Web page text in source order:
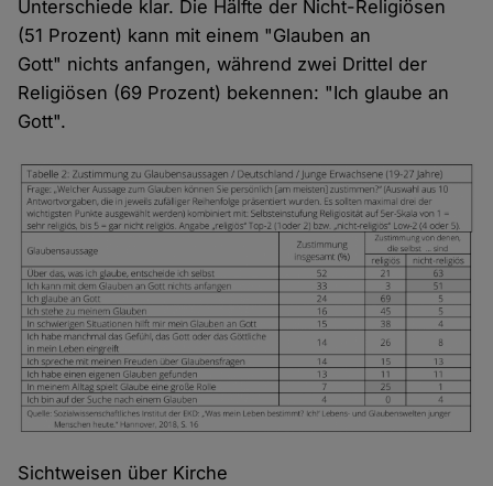
Unterschiede klar. Die Hälfte der Nicht-Religiösen
(51 Prozent) kann mit einem "Glauben an
Gott" nichts anfangen, während zwei Drittel der
Religiösen (69 Prozent) bekennen: "Ich glaube an
Gott".
Sichtweisen über Kirche